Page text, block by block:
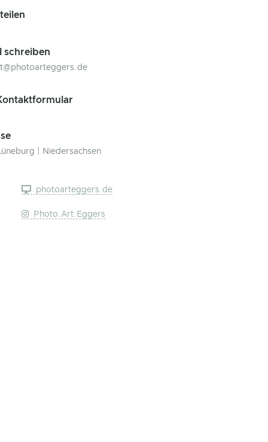
schreiben
| Niedersachsen
photoarteggers.de
Photo.Art.Eggers